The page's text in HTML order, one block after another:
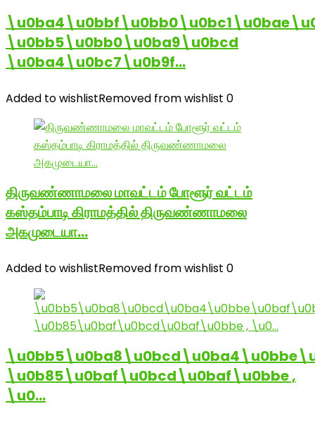
\u0bb5\u0bb0\u0ba9\u0bcd
\u0ba4\u0bc7\u0b9f…
Added to wishlistRemoved from wishlist 0
திருவண்ணாமலை மாவட்டம் போளூர் வட்டம்
கஸ்தம்பாடி கிராமத்தில் திருவண்ணாமலை
அகமுடையா…
Added to wishlistRemoved from wishlist 0
\u0b85\u0baf\u0bcd\u0baf\u0bbe ,
\u0…